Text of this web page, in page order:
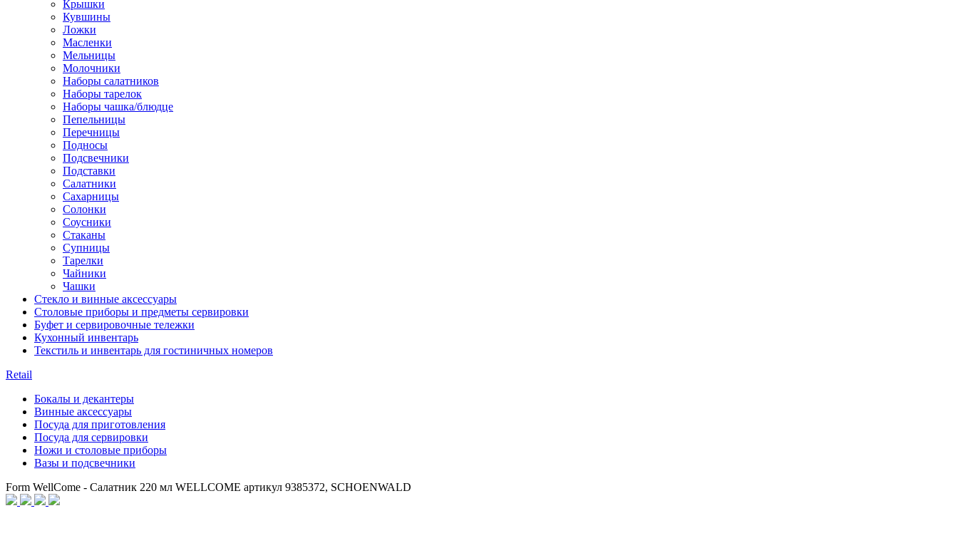
Крышки
Кувшины
Ложки
Масленки
Мельницы
Молочники
Наборы салатников
Наборы тарелок
Наборы чашка/блюдце
Пепельницы
Перечницы
Подносы
Подсвечники
Подставки
Салатники
Сахарницы
Солонки
Соусники
Стаканы
Супницы
Тарелки
Чайники
Чашки
Стекло и винные аксессуары
Столовые приборы и предметы сервировки
Буфет и сервировочные тележки
Кухонный инвентарь
Текстиль и инвентарь для гостиничных номеров
Retail
Бокалы и декантеры
Винные аксессуары
Посуда для приготовления
Посуда для сервировки
Ножи и столовые приборы
Вазы и подсвечники
Form WellCome - Салатник 220 мл WELLCOME артикул 9385372, SCHOENWALD